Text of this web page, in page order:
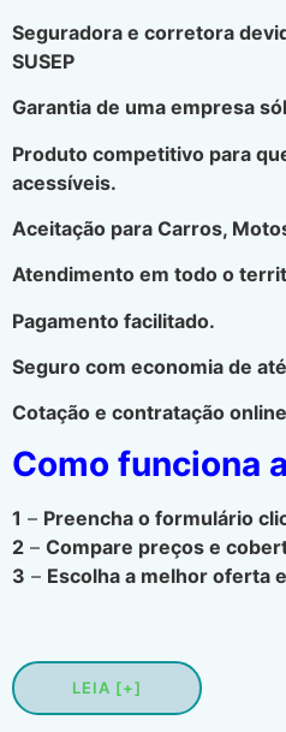
Seguradora e corretora
SUSEP
Garantia de uma empresa
Produto competitivo para
acessíveis.
Aceitação para Carros,
Atendimento em todo o
Pagamento facilitado.
Seguro com economia de
Cotação e contratação online
Como funciona
1 – Preencha o formulário
2 – Compare preços e
3 – Escolha a melhor oferta
LEIA [+]